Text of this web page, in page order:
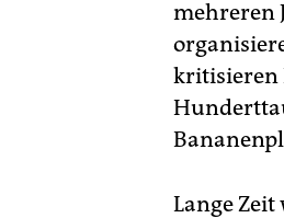
mehreren
kritisieren
Lange